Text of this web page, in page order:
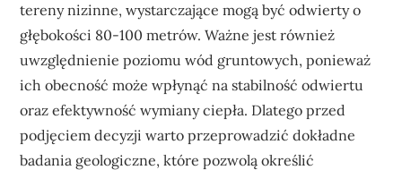
tereny nizinne, wystarczające mogą być odwierty o
głębokości 80-100 metrów. Ważne jest również
uwzględnienie poziomu wód gruntowych, ponieważ
ich obecność może wpłynąć na stabilność odwiertu
oraz efektywność wymiany ciepła. Dlatego przed
podjęciem decyzji warto przeprowadzić dokładne
badania geologiczne, które pozwolą określić